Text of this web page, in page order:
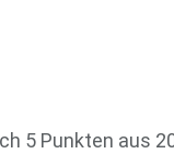
5 Punkten aus